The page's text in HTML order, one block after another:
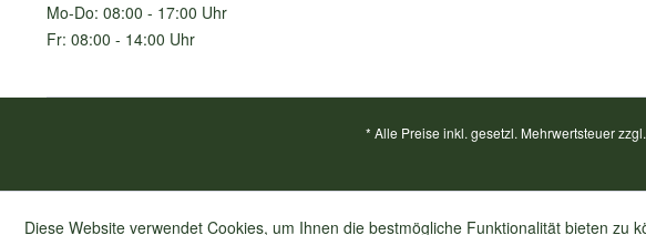
Mo-Do: 08:00 - 17:00 Uhr
Fr: 08:00 - 14:00 Uhr
* Alle Preise inkl. gesetzl. Mehrwertsteuer zzgl.
Diese Website verwendet Cookies, um Ihnen die bestmögliche Funktionalität bieten zu